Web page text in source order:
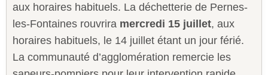
aux horaires habituels. La déchetterie de Pernes-
les-Fontaines rouvrira mercredi 15 juillet, aux
horaires habituels, le 14 juillet étant un jour férié.
La communauté d’agglomération remercie les